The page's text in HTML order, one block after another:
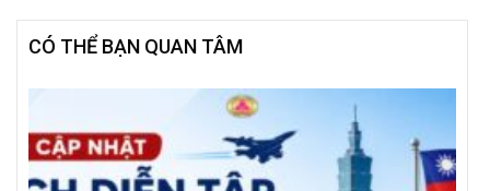
CÓ THỂ BẠN QUAN TÂM